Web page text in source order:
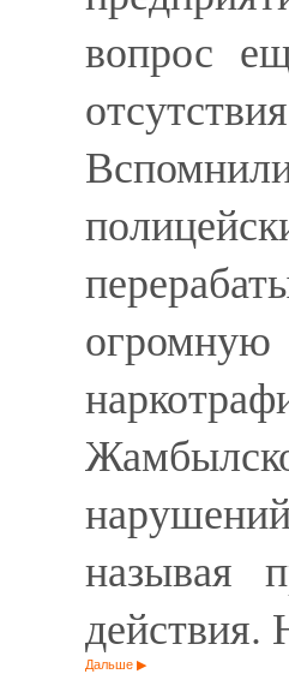
вопрос
называя
Дальше